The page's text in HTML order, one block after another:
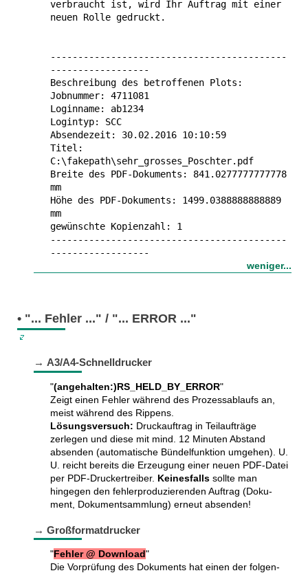
verbraucht ist, wird Ihr Auftrag mit einer
neuen Rolle gedruckt.
-------------------------------------------
------------------
Beschreibung des betroffenen Plots:
Jobnummer: 4711081
Loginname: ab1234
Logintyp: SCC
Absendezeit: 30.02.2016 10:10:59
Titel:
C:\fakepath\sehr_grosses_Poschter.pdf
Breite des PDF-Dokuments: 841.0277777777778
mm
Höhe des PDF-Dokuments: 1499.0388888888889
mm
gewünschte Kopienzahl: 1
-------------------------------------------
------------------
weniger...
• "... Fehler ..." / "... ERROR ..."
→ A3/A4-Schnelldrucker
"(angehalten:)RS_HELD_BY_ERROR"
Zeigt einen Fehler während des Prozess­ablaufs an,
meist während des Rippens.
Lösungsversuch: Druck­auf­trag in Teil­auf­träge
zerlegen und diese mit mind. 12 Minuten Abstand
absenden (auto­ma­tische Bündel­funk­tion umgehen). U.
U. reicht bereits die Erzeu­gung einer neuen PDF-Datei
per PDF-Drucker­treiber. Keines­fallssollte man
hingegen den fehler­produ­zie­renden Auftrag (Doku­
ment, Doku­ment­samm­lung) erneut absenden!
→ Großformatdrucker
"Fehler @ Download"
Die Vorprüfung des Doku­ments hat einen der fol­gen­